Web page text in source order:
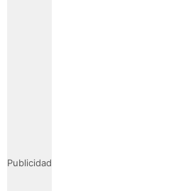
Publicidad